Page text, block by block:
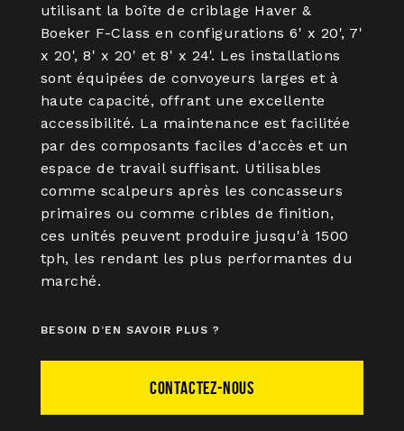
utilisant la boîte de criblage Haver &
Boeker F-Class en configurations 6' x 20', 7'
x 20', 8' x 20' et 8' x 24'. Les installations
sont équipées de convoyeurs larges et à
haute capacité, offrant une excellente
accessibilité. La maintenance est facilitée
par des composants faciles d'accès et un
espace de travail suffisant. Utilisables
comme scalpeurs après les concasseurs
primaires ou comme cribles de finition,
ces unités peuvent produire jusqu'à 1500
tph, les rendant les plus performantes du
marché.
BESOIN D’EN SAVOIR PLUS ?
CONTACTEZ-NOUS